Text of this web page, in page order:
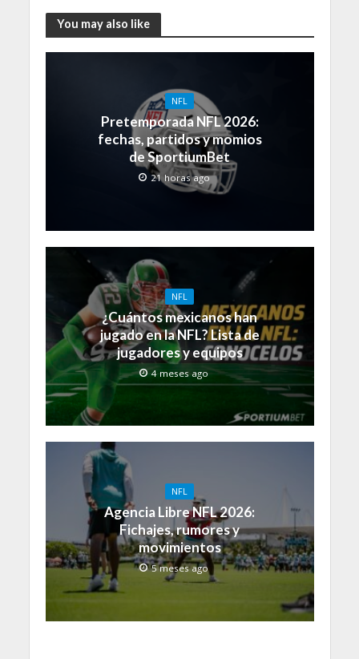
You may also like
NFL
Pretemporada NFL 2026:
fechas, partidos y momios
de SportiumBet
21 horas ago
NFL
¿Cuántos mexicanos han
jugado en la NFL? Lista de
jugadores y equipos
4 meses ago
NFL
Agencia Libre NFL 2026:
Fichajes, rumores y
movimientos
5 meses ago